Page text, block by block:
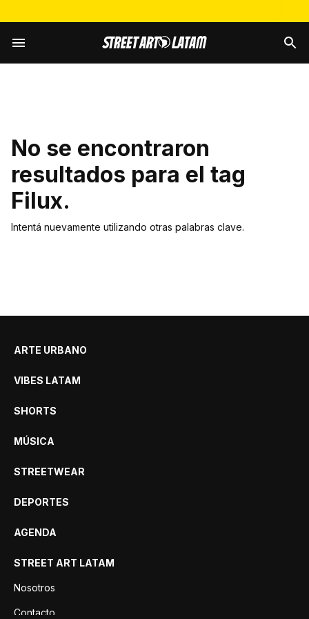
No se encontraron
resultados para el tag
Filux.
Intentá nuevamente utilizando otras palabras clave.
ARTE URBANO
VIBES LATAM
SHORTS
MÚSICA
STREETWEAR
DEPORTES
AGENDA
STREET ART LATAM
Nosotros
Contacto